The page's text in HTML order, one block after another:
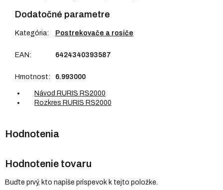
Dodatočné parametre
Kategória: Postrekovače a rosiče
EAN : 6424340393587
Hmotnost: 6.993000
Návod RURIS RS2000
Rozkres RURIS RS2000
Hodnotenie tovaru
Buďte prvý, kto napíše príspevok k tejto položke.